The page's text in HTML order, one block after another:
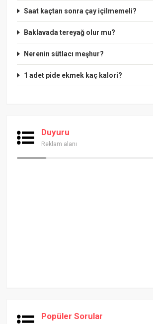
Saat kaçtan sonra çay içilmemeli?
Baklavada tereyağ olur mu?
Nerenin sütlacı meşhur?
1 adet pide ekmek kaç kalori?
Duyuru
Reklam alanı
Popüler Sorular